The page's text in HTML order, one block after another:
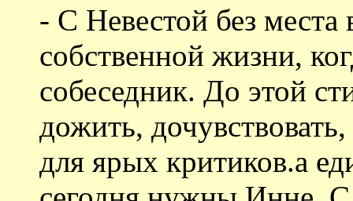
- C Невестой без места
собственной жизни,
собеседник. До этой
дожить,
для ярых критиков.а